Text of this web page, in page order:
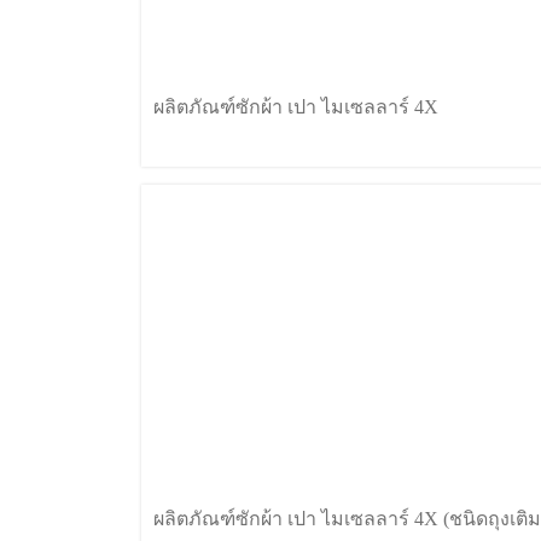
ผลิตภัณฑ์ซักผ้า เปา ไมเซลลาร์ 4X
ผลิตภัณฑ์ซักผ้า เปา ไมเซลลาร์ 4X (ชนิดถุงเติ